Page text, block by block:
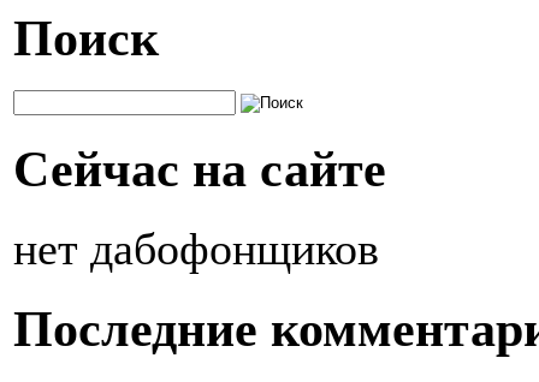
Поиск
Сейчас на сайте
нет дабофонщиков
Последние